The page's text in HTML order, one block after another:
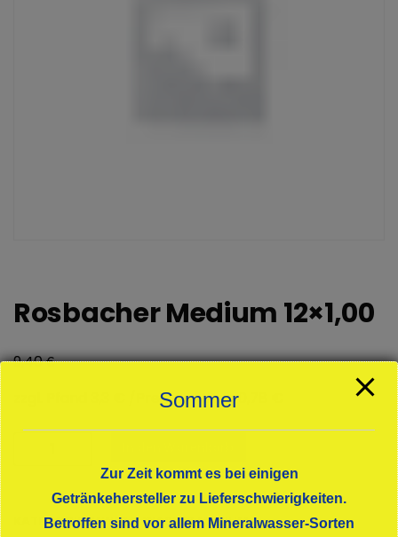
Rosbacher Medium 12×1,00
9,40€
zzgl. Pfand 3,3 € /Preis pro Liter: 0,78 €
Menge
KATEGORIE:MINERALWASSER MEDIUM
Sommer
Zur Zeit kommt es bei einigen
Getränkehersteller zu Lieferschwierigkeiten.
Betroffen sind vor allem Mineralwasser-Sorten